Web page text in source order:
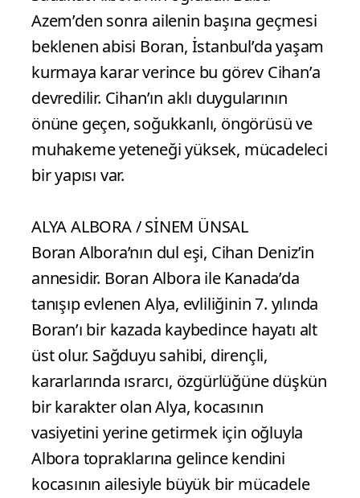
Azem’den sonra ailenin başına geçmesi
beklenen abisi Boran, İstanbul’da yaşam
kurmaya karar verince bu görev Cihan’a
devredilir. Cihan’ın aklı duygularının
önüne geçen, soğukkanlı, öngörüsü ve
muhakeme yeteneği yüksek, mücadeleci
bir yapısı var.
ALYA ALBORA / SİNEM ÜNSAL
Boran Albora’nın dul eşi, Cihan Deniz’in
annesidir. Boran Albora ile Kanada’da
tanışıp evlenen Alya, evliliğinin 7. yılında
Boran’ı bir kazada kaybedince hayatı alt
üst olur. Sağduyu sahibi, dirençli,
kararlarında ısrarcı, özgürlüğüne düşkün
bir karakter olan Alya, kocasının
vasiyetini yerine getirmek için oğluyla
Albora topraklarına gelince kendini
kocasının ailesiyle büyük bir mücadele